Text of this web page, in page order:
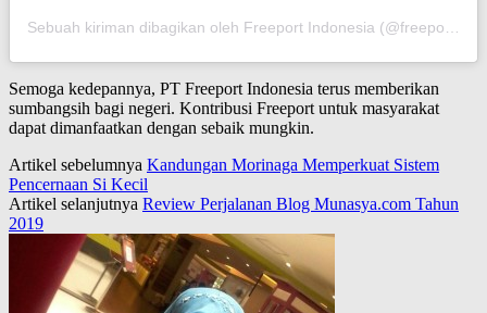
Semoga kedepannya, PT Freeport Indonesia terus memberikan
sumbangsih bagi negeri. Kontribusi Freeport untuk masyarakat
dapat dimanfaatkan dengan sebaik mungkin.
Artikel sebelumnya Kandungan Morinaga Memperkuat Sistem
Pencernaan Si Kecil
Artikel selanjutnya Review Perjalanan Blog Munasya.com Tahun
2019